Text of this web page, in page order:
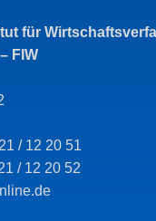
für
FIW
/ 12 20 51
/ 12 20 52